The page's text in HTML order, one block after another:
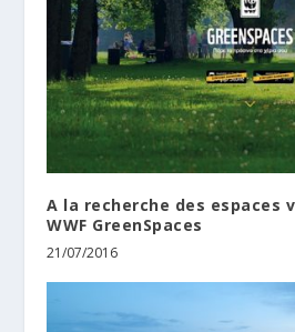
A la recherche des espaces
WWF GreenSpaces
21/07/2016